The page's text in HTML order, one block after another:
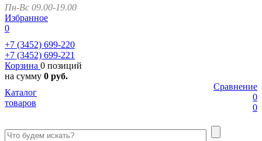
Пн-Вс 09.00-19.00
Избранное
0
+7 (3452) 699-220
+7 (3452) 699-221
Корзина 0 позиций
на сумму 0 руб.
Сравнение
0
0
Каталог
товаров